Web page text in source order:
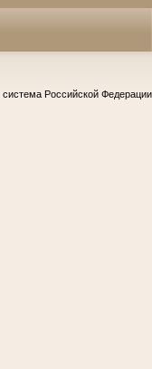
система Российской